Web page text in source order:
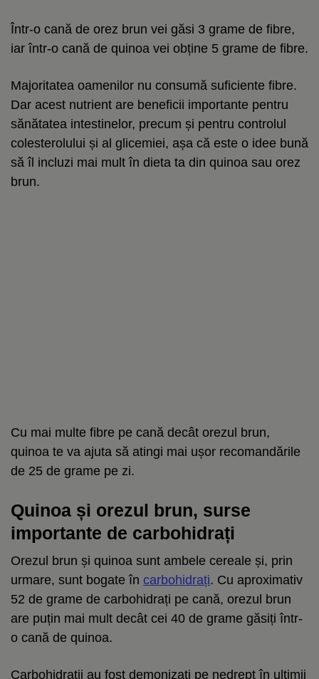
Într-o cană de orez brun vei găsi 3 grame de fibre,
iar într-o cană de quinoa vei obține 5 grame de fibre.
Majoritatea oamenilor nu consumă suficiente fibre.
Dar acest nutrient are beneficii importante pentru
sănătatea intestinelor, precum și pentru controlul
colesterolului și al glicemiei, așa că este o idee bună
să îl incluzi mai mult în dieta ta din quinoa sau orez
brun.
Cu mai multe fibre pe cană decât orezul brun,
quinoa te va ajuta să atingi mai ușor recomandările
de 25 de grame pe zi.
Quinoa și orezul brun, surse
importante de carbohidrați
Orezul brun și quinoa sunt ambele cereale și, prin
urmare, sunt bogate în carbohidrați. Cu aproximativ
52 de grame de carbohidrați pe cană, orezul brun
are puțin mai mult decât cei 40 de grame găsiți într-
o cană de quinoa.
Carbohidrații au fost demonizați pe nedrept în ultimii